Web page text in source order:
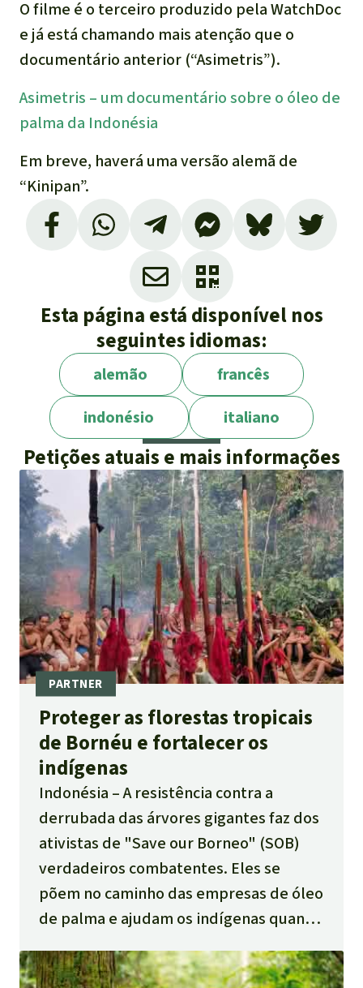
O filme é o terceiro produzido pela WatchDoc
e já está chamando mais atenção que o
documentário anterior (“Asimetris”).
Asimetris – um documentário sobre o óleo de
palma da Indonésia
Em breve, haverá uma versão alemã de
“Kinipan”.
Esta página está disponível nos
seguintes idiomas:
alemão
francês
indonésio
italiano
Petições atuais e mais informações
Proteger as florestas tropicais
de Bornéu e fortalecer os
indígenas
Indonésia
A resistência contra a
derrubada das árvores gigantes faz dos
ativistas de "Save our Borneo" (SOB)
verdadeiros combatentes. Eles se
põem no caminho das empresas de óleo
de palma e ajudam os indígenas quanto
seus direitos territoriais.